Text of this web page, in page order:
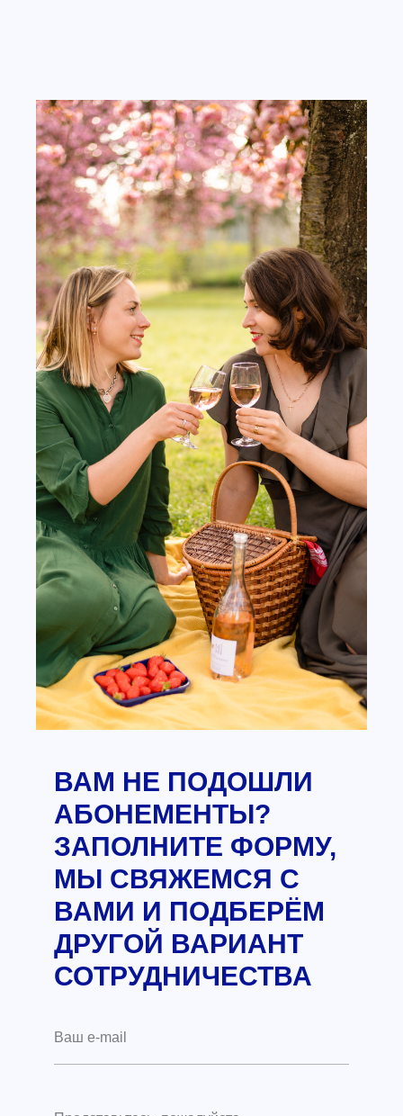
ВАМ НЕ ПОДОШЛИ
АБОНЕМЕНТЫ?
ЗАПОЛНИТЕ ФОРМУ,
МЫ СВЯЖЕМСЯ С
ВАМИ И ПОДБЕРЁМ
ДРУГОЙ ВАРИАНТ
СОТРУДНИЧЕСТВА